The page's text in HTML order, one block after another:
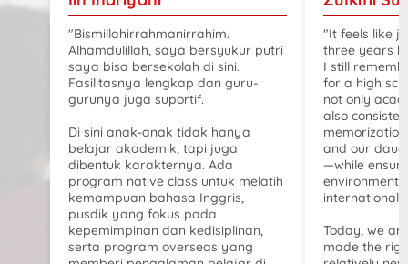
"Bismillahirrahmanirrahim.
Alhamdulillah, saya bersyukur putri
saya bisa bersekolah di sini.
Fasilitasnya lengkap dan guru-
gurunya juga suportif.
Di sini anak-anak tidak hanya
belajar akademik, tapi juga
dibentuk karakternya. Ada
program native class untuk melatih
kemampuan bahasa Inggris,
pusdik yang fokus pada
kepemimpinan dan kedisiplinan,
serta program overseas yang
"It feels like
three years
I still
for a high
not only
also
and our
—while
environment
international
Today, we
made the